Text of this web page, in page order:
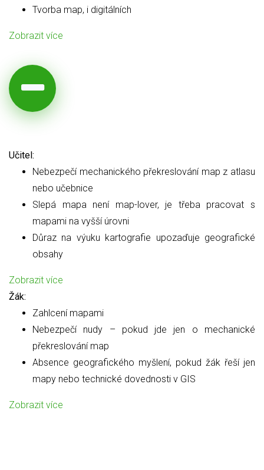
Tvorba map, i digitálních
Zobrazit více
Učitel:
Nebezpečí mechanického překreslování map z atlasu
nebo učebnice
Slepá mapa není map-lover, je třeba pracovat s
mapami na vyšší úrovni
Důraz na výuku kartografie upozaďuje geografické
obsahy
Zobrazit více
Žák:
Zahlcení mapami
Nebezpečí nudy – pokud jde jen o mechanické
překreslování map
Absence geografického myšlení, pokud žák řeší jen
mapy nebo technické dovednosti v GIS
Zobrazit více